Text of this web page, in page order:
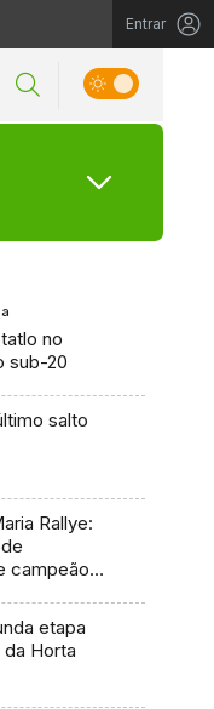
Entrar
no
sub-20
salto
Rallye:
campeão
etapa
Horta